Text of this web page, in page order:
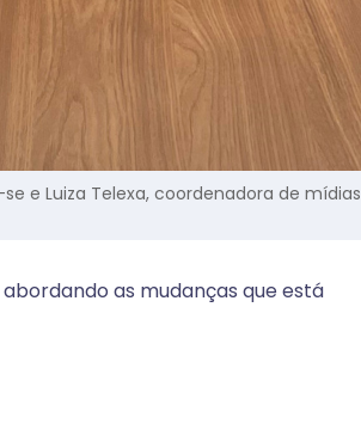
e Luiza Telexa, coordenadora de mídias
as mudanças que está